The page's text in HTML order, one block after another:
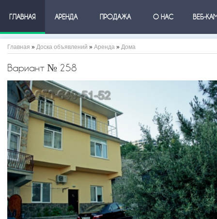
ГЛАВНАЯ АРЕНДА ПРОДАЖА О НАС ВЕБ-
Главная » Доска объявлений » Аренда » Дома
Вариант № 258